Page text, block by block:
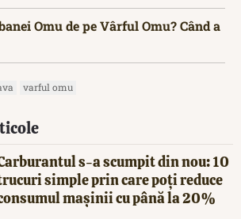
Omu de pe Vârful Omu? Când a
varful omu
s-a scumpit din nou: 10
simple prin care poți reduce
mașinii cu până la 20%